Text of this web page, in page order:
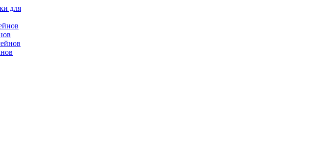
для